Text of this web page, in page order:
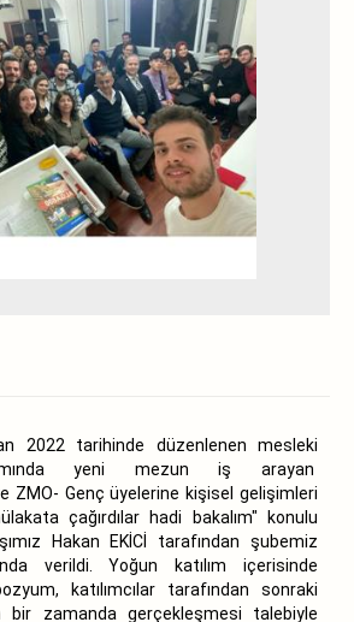
2022 tarihinde düzenlenen mesleki
yeni mezun iş arayan
ZMO- Genç üyelerine kişisel gelişimleri
çağırdılar hadi bakalım" konulu
Hakan EKİCİ tarafından şubemiz
verildi. Yoğun katılım içerisinde
katılımcılar tarafından sonraki
bir zamanda gerçekleşmesi talebiyle